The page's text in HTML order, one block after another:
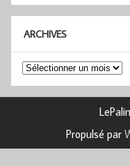
ARCHIVES
Archives
Propulsé par